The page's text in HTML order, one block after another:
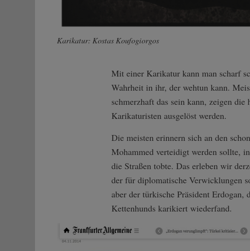
Karikatur: Kostas Koufogiorgos
Mit einer Karikatur kann man scharf
Wahrheit in ihr, der wehtun kann.
schmerzhaft das sein kann, zeigen
Karikaturisten ausgelöst werden.
Die meisten erinnern sich an den
Mohammed verteidigt werden sollte,
die Straßen tobte. Das erleben wir
der für diplomatische Verwicklungen
aber der türkische Präsident Erdogan,
Kettenhunds karikiert wiederfand.